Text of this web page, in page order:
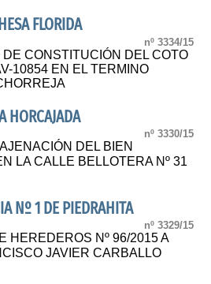
FLORIDA
nº 3334/15
CONSTITUCIÓN DEL COTO
10854 EN EL TERMINO
HORCAJADA
nº 3330/15
DEL BIEN
LA CALLE BELLOTERA Nº 31
Nº 1 DE PIEDRAHITA
nº 3329/15
HEREDEROS Nº 96/2015 A
JAVIER CARBALLO